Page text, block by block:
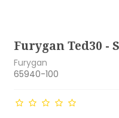
Furygan Ted30 -
Furygan
65940-100